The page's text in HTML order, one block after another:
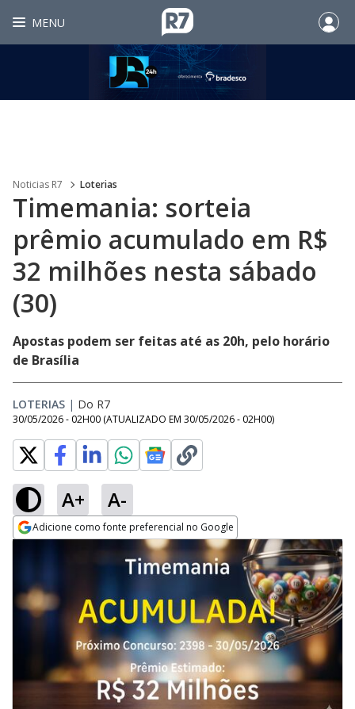
MENU
Noticias R7 Loterias
Timemania: sorteia
prêmio acumulado em R$
32 milhões nesta sábado
(30)
Apostas podem ser feitas até as 20h, pelo horário
de Brasília
LOTERIAS | Do R7
30/05/2026 - 02H00 (ATUALIZADO EM 30/05/2026 - 02H00)
A+ A-
Adicione como fonte preferencial no Google
Opens in new window